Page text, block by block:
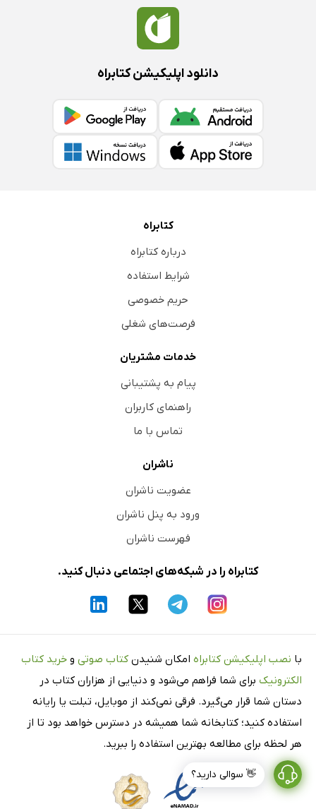
👋 سوالی دارید؟
دانلود اپلیکیشن کتابراه
کتابراه
درباره کتابراه
شرایط استفاده
حریم خصوصی
فرصت‌های شغلی
خدمات مشتریان
پیام به پشتیبانی
راهنمای کاربران
تماس با ما
ناشران
عضویت ناشران
ورود به پنل ناشران
فهرست ناشران
کتابراه را در شبکه‌های اجتماعی دنبال کنید.
با نصب اپلیکیشن کتابراه امکان شنیدن کتاب صوتی و خرید کتاب
الکترونیک برای شما فراهم می‌شود و دنیایی از هزاران کتاب در
دستان شما قرار می‌گیرد. فرقی نمی‌کند از موبایل، تبلت یا رایانه
استفاده کنید؛ کتابخانه شما همیشه در دسترس خواهد بود تا از
هر لحظه برای مطالعه بهترین استفاده را ببرید.